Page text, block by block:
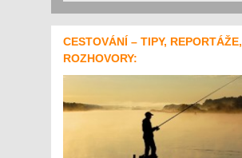
CESTOVÁNÍ – TIPY, REPORTÁŽE,
ROZHOVORY: